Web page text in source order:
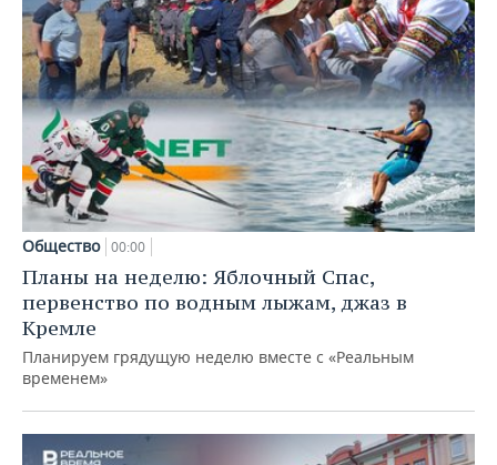
Общество 00:00
Планы на неделю: Яблочный Спас,
первенство по водным лыжам, джаз в
Кремле
Планируем грядущую неделю вместе с «Реальным
временем»